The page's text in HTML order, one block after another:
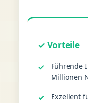
✓ Vorteile
Führende
Millionen
Exzellent